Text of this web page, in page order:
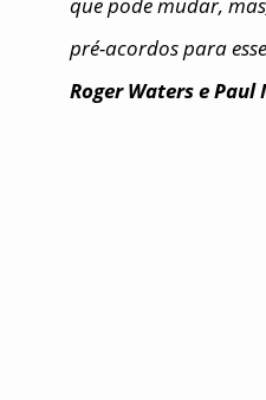
pré-acordos para
Roger Waters e Paul